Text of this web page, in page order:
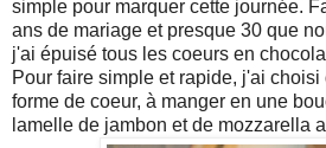
simple pour marquer cette journée.
ans de mariage et presque 30 que
j'ai épuisé tous les coeurs en
Pour faire simple et rapide, j'ai
forme de coeur, à manger en une
lamelle de jambon et de mozzarella